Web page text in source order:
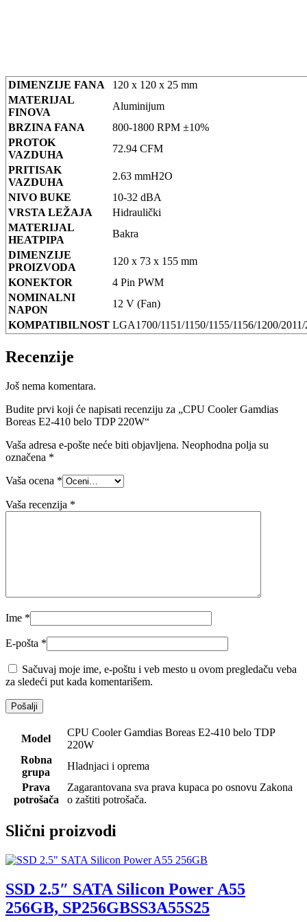
DIMENZIJE FANA
120 x 120 x 25 mm
MATERIJAL
FINOVA
Aluminijum
BRZINA FANA
800-1800 RPM ±10%
PROTOK
VAZDUHA
72.94 CFM
PRITISAK
VAZDUHA
2.63 mmH2O
NIVO BUKE
10-32 dBA
VRSTA LEŽAJA
Hidraulički
MATERIJAL
HEATPIPA
Bakra
DIMENZIJE
PROIZVODA
120 x 73 x 155 mm
KONEKTOR
4 Pin PWM
NOMINALNI
NAPON
12 V (Fan)
KOMPATIBILNOST LGA1700/1151/1150/1155/1156/1200/
Recenzije
Još nema komentara.
Budite prvi koji će napisati recenziju za „CPU Cooler Gamdias
Boreas E2-410 belo TDP 220W“
Vaša adresa e-pošte neće biti objavljena. Neophodna polja su
označena *
Vaša ocena *
Vaša recenzija *
Ime *
E-pošta *
Sačuvaj moje ime, e-poštu i veb mesto u ovom pregledaču veba
za sledeći put kada komentarišem.
Model
CPU Cooler Gamdias Boreas E2-410 belo TDP
220W
Robna
grupa
Hladnjaci i oprema
Prava
potrošača
Zagarantovana sva prava kupaca po osnovu Zakona
o zaštiti potrošača.
Slični proizvodi
SSD 2.5″ SATA Silicon Power A55
256GB, SP256GBSS3A55S25